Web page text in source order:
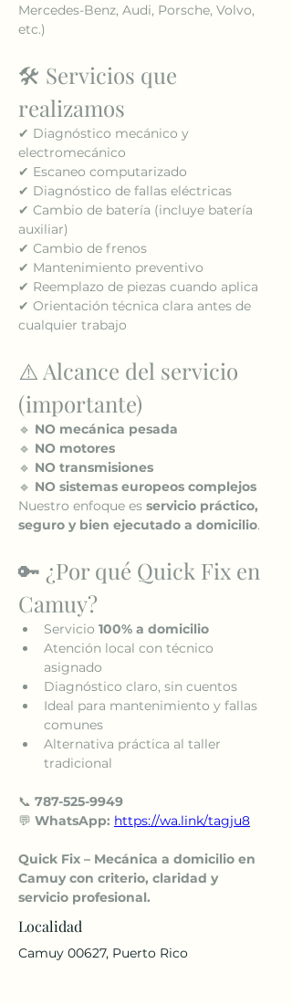
Mercedes-Benz, Audi, Porsche, Volvo,
etc.)
🛠️ Servicios que
realizamos
✔ Diagnóstico mecánico y
electromecánico
✔ Escaneo computarizado
✔ Diagnóstico de fallas eléctricas
✔ Cambio de batería (incluye batería
auxiliar)
✔ Cambio de frenos
✔ Mantenimiento preventivo
✔ Reemplazo de piezas cuando aplica
✔ Orientación técnica clara antes de
cualquier trabajo
⚠️ Alcance del servicio
(importante)
🔹 NO mecánica pesada
🔹 NO motores
🔹 NO transmisiones
🔹 NO sistemas europeos complejos
Nuestro enfoque es servicio práctico,
seguro y bien ejecutado a domicilio.
🔑 ¿Por qué Quick Fix en
Camuy?
Servicio 100% a domicilio
Atención local con técnico
asignado
Diagnóstico claro, sin cuentos
Ideal para mantenimiento y fallas
comunes
Alternativa práctica al taller
tradicional
📞 787-525-9949
💬 WhatsApp: https://wa.link/tagju8
Quick Fix – Mecánica a domicilio en
Camuy con criterio, claridad y
servicio profesional.
Localidad
Camuy 00627, Puerto Rico